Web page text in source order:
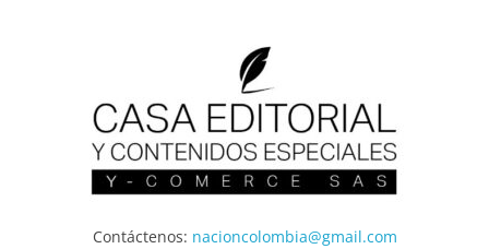
Contáctenos: nacioncolombia@gmail.com